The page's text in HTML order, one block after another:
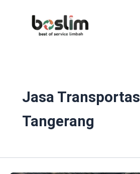
Jasa
Tangerang